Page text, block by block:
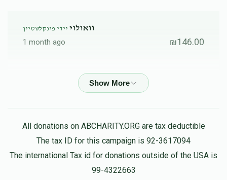
וואולוי יידי פינקלשטיין
1 month ago ₪146.00
יידי פינקלשטיין
Nussin Millerיידי פינקלשטיין
1 month ago ₪1,051.00
יידי פינקלשטיין
All donations on ABCHARITY.ORG are tax deductible
The tax ID for this campaign is 92-3617094
The international Tax id for donations outside of the USA is
99-4322663